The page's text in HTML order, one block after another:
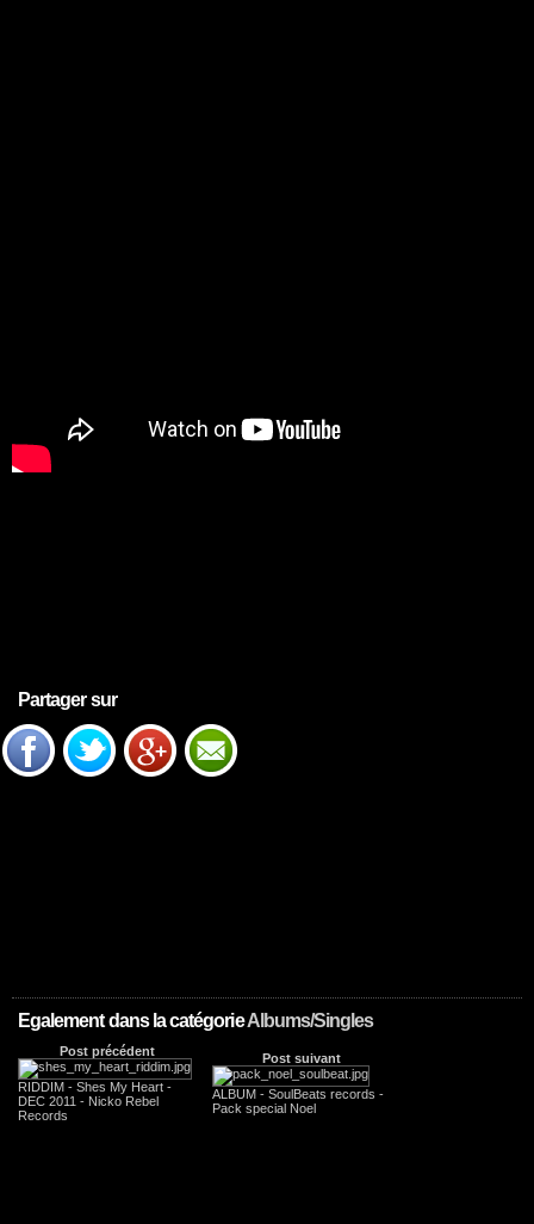
Partager sur
Egalement dans la catégorieAlbums/Singles
Post précédent
RIDDIM - Shes My Heart -
DEC 2011 - Nicko Rebel
Records
Post suivant
ALBUM - SoulBeats records -
Pack special Noel